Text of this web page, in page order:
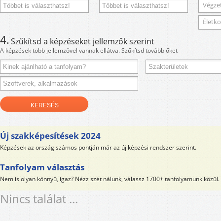
4.Szűkítsd a képzéseket jellemzők szerint
A képzések több jellemzővel vannak ellátva. Szűkítsd tovább őket
Új szakképesítések 2024
Képzések az ország számos pontján már az új képzési rendszer szerint.
Tanfolyam választás
Nem is olyan könnyű, igaz? Nézz szét nálunk, válassz 1700+ tanfolyamunk közül.
Nincs találat ...